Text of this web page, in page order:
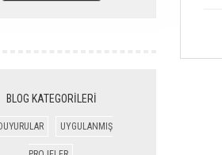
BLOG KATEGORİLERİ
DUYURULAR UYGULANMIŞ